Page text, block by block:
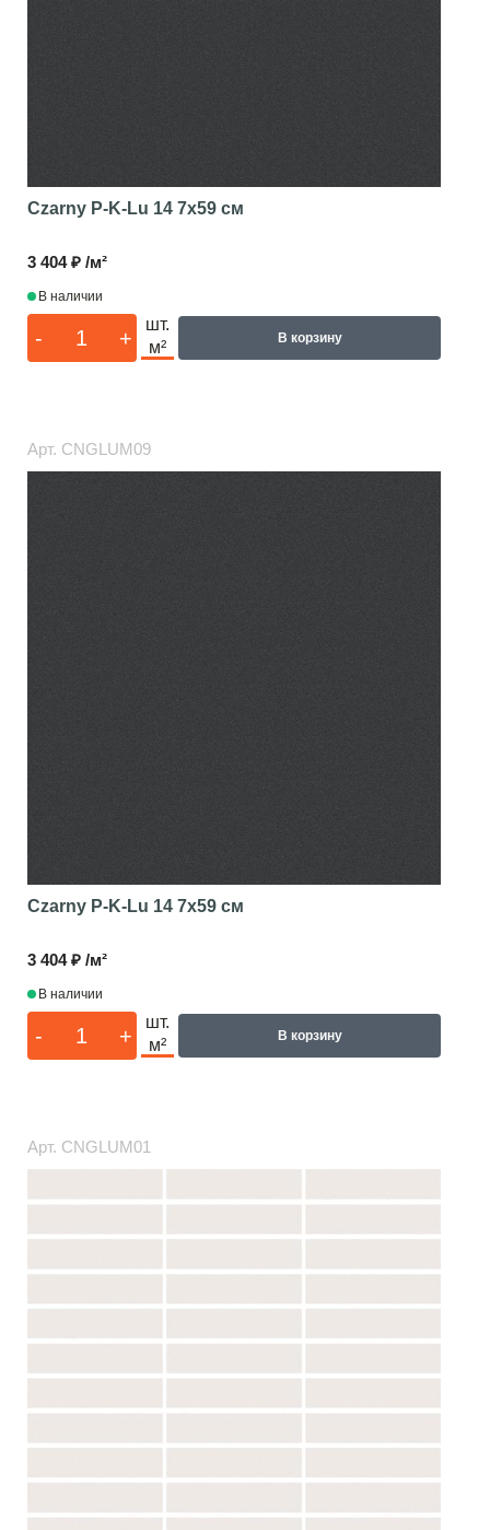
Czarny P-K-Lu 14 7x59 см
3 404 ₽ /м²
В наличии
- +
шт.
м²
В корзину
Арт. CNGLUM09
Czarny P-K-Lu 14 7x59 см
3 404 ₽ /м²
В наличии
- +
шт.
м²
В корзину
Арт. CNGLUM01